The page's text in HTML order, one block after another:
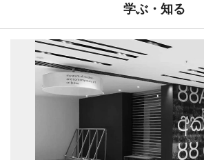
学ぶ・知る